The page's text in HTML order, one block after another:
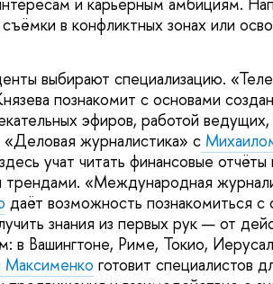
в конфликтных зонах или
выбирают специализацию.
познакомит с основами
эфиров, работой
журналистика» с
учат читать финансовые
трендами. «Международная
даёт возможность познакомиться
знания из первых рук — от
в Вашингтоне, Риме, Токио,
Максименко готовит специалистов